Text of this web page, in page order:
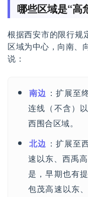
哪些区域是“高
根据西安市的限行规
区域为中心，向南、
说：
南边 ：扩展至
连线（不含）
西围合区域。
北边 ：扩展至
速以东、西禹
是，早期也有
包茂高速以东